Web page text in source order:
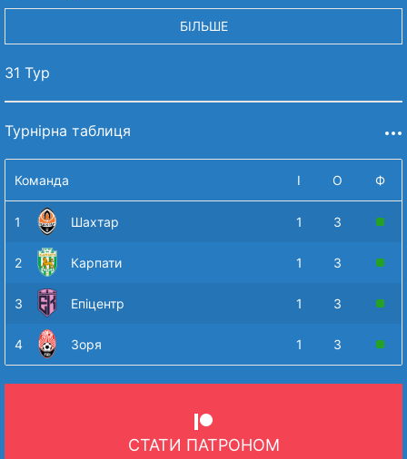
БІЛЬШЕ
31 Тур
Турнірна таблиця
Команда І О Ф
1 Шахтар 1 3
2 Карпати 1 3
3 Епіцентр 1 3
4 Зоря 1 3
СТАТИ ПАТРОНОМ